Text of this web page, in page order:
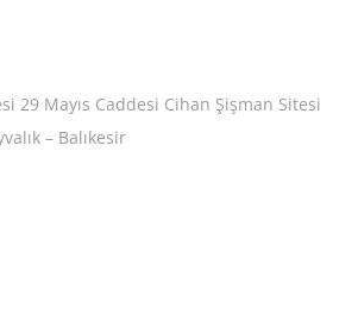
29 Mayıs Caddesi Cihan Şişman Sitesi
– Balıkesir